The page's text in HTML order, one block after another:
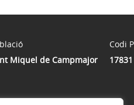
Miquel de Campmajor
Codi
17831